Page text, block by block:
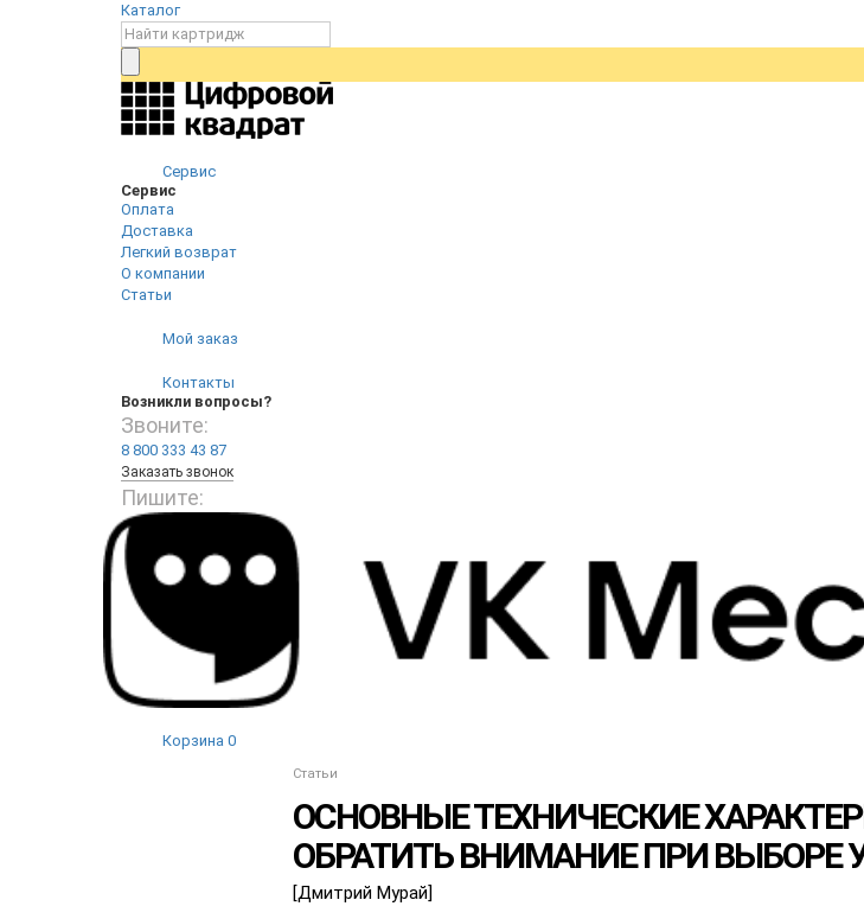
Каталог
Сервис
Сервис
Оплата
Доставка
Легкий возврат
О компании
Статьи
Мой заказ
Контакты
Возникли вопросы?
Звоните:
8 800 333 43 87
Заказать звонок
Пишите:
Корзина 0
Статьи
ОСНОВНЫЕ ТЕХНИЧЕСКИЕ
ОБРАТИТЬ ВНИМАНИЕ ПРИ ВЫБОРЕ
[Дмитрий Мурай]